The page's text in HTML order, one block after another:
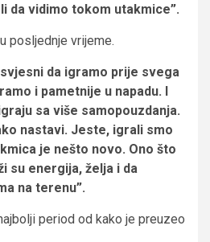
da vidimo tokom utakmice”.
posljednje vrijeme.
da igramo prije svega
i pametnije u napadu. I
sa više samopouzdanja.
nastavi. Jeste, igrali smo
je nešto novo. Ono što
su energija, želja i da
na terenu”.
period od kako je preuzeo